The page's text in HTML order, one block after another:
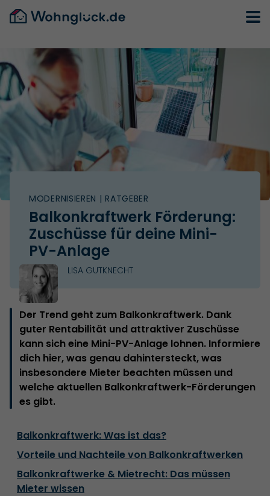
MODERNISIEREN | RATGEBER
Balkonkraftwerk Förderung:
Zuschüsse für deine Mini-
PV-Anlage
LISA GUTKNECHT
Der Trend geht zum Balkonkraftwerk. Dank
guter Rentabilität und attraktiver Zuschüsse
kann sich eine Mini-PV-Anlage lohnen. Informiere
dich hier, was genau dahintersteckt, was
insbesondere Mieter beachten müssen und
welche aktuellen Balkonkraftwerk-Förderungen
es gibt.
Balkonkraftwerk: Was ist das?
Vorteile und Nachteile von Balkonkraftwerken
Balkonkraftwerke & Mietrecht: Das müssen
Mieter wissen